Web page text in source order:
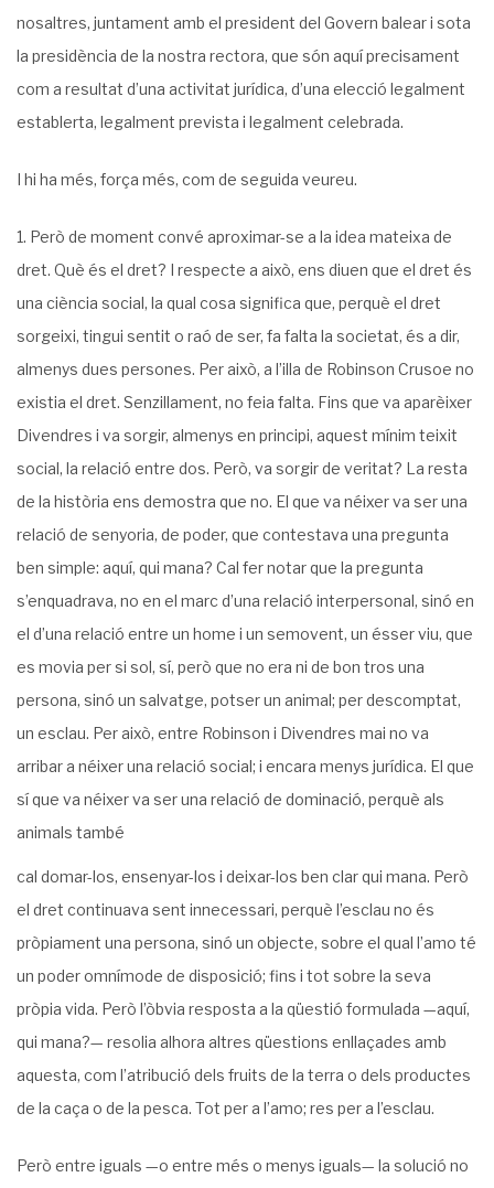
nosaltres, juntament amb el president del Govern balear i sota
la presidència de la nostra rectora, que són aquí precisament
com a resultat d’una activitat jurídica, d’una elecció legalment
establerta, legalment prevista i legalment celebrada.
I hi ha més, força més, com de seguida veureu.
Però de moment convé aproximar-se a la idea mateixa de
dret. Què és el dret? I respecte a això, ens diuen que el dret és
una ciència social, la qual cosa significa que, perquè el dret
sorgeixi, tingui sentit o raó de ser, fa falta la societat, és a dir,
almenys dues persones. Per això, a l’illa de Robinson Crusoe no
existia el dret. Senzillament, no feia falta. Fins que va aparèixer
Divendres i va sorgir, almenys en principi, aquest mínim teixit
social, la relació entre dos. Però, va sorgir de veritat? La resta
de la història ens de­mostra que no. El que va néixer va ser una
relació de senyoria, de poder, que contestava una pregunta
ben simple: aquí, qui mana? Cal fer notar que la pregunta
s’enquadrava, no en el marc d’una relació interpersonal, sinó en
el d’una relació entre un home i un semovent, un ésser viu, que
es movia per si sol, sí, però que no era ni de bon tros una
persona, sinó un salvatge, potser un animal; per descomptat,
un esclau. Per això, entre Robinson i Divendres mai no va
arribar a néixer una relació social; i encara menys jurí­dica. El que
sí que va néixer va ser una relació de dominació, perquè als
animals també
cal domar-los, ensenyar-los i deixar-los ben clar qui mana. Però
el dret continuava sent innecessari, perquè l’esclau no és
pròpiament una persona, sinó un objecte, sobre el qual l’amo té
un poder omnímode de disposició; fins i tot sobre la seva
pròpia vida. Però l’òbvia resposta a la qüestió formulada —aquí,
qui mana?— resolia alhora altres qües­tions enllaçades amb
aquesta, com l’atribució dels fruits de la terra o dels productes
de la caça o de la pesca. Tot per a l’amo; res per a l’esclau.
Però entre iguals —o entre més o menys iguals— la solució no